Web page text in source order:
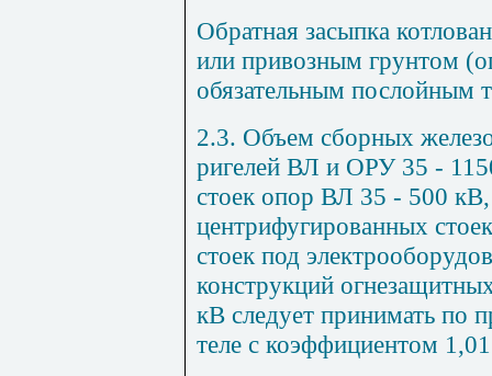
Обратная засыпка
или привозным грунтом
обязательным послойным
2.3. Объем сборных
ригелей ВЛ и ОРУ 35 -
стоек опор ВЛ 35 - 500
центрифугированных
стоек под
конструкций
кВ следует принимать по
теле с коэффициентом